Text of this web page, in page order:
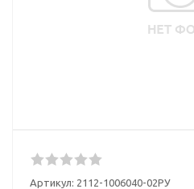
Артикул: 2112-1006040-02РУ